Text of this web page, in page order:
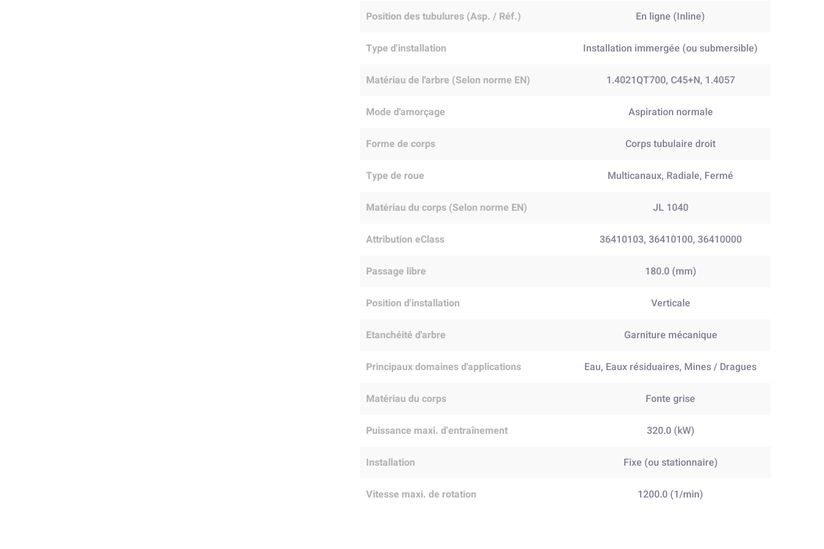
Position des tubulures (Asp. / Réf.) En ligne (Inline)
Type d'installation Installation immergée (ou submersible)
Matériau de l'arbre (Selon norme EN) 1.4021QT700, C45+N, 1.4057
Mode d'amorçage Aspiration normale
Forme de corps Corps tubulaire droit
Type de roue Multicanaux, Radiale, Fermé
Matériau du corps (Selon norme EN) JL 1040
Attribution eClass 36410103, 36410100, 36410000
Passage libre 180.0 (mm)
Position d'installation Verticale
Etanchéité d'arbre Garniture mécanique
Principaux domaines d'applications Eau, Eaux résiduaires, Mines / Dragues
Matériau du corps Fonte grise
Puissance maxi. d'entraînement 320.0 (kW)
Installation Fixe (ou stationnaire)
Vitesse maxi. de rotation 1200.0 (1/min)